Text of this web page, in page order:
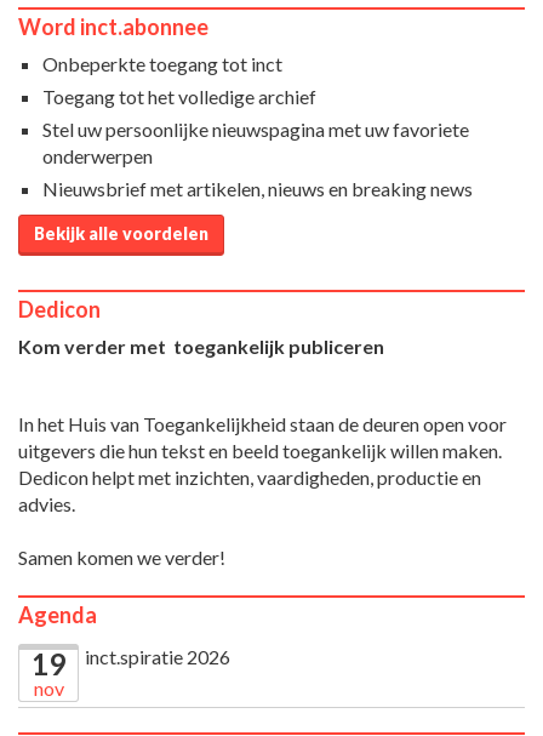
Word inct.abonnee
Onbeperkte toegang tot inct
Toegang tot het volledige archief
Stel uw persoonlijke nieuwspagina met uw favoriete
onderwerpen
Nieuwsbrief met artikelen, nieuws en breaking news
Bekijk alle voordelen
Dedicon
Kom verder met toegankelijk publiceren
In het Huis van Toegankelijkheid staan de deuren open voor
uitgevers die hun tekst en beeld toegankelijk willen maken.
Dedicon helpt met inzichten, vaardigheden, productie en
advies.
Samen komen we verder!
Agenda
19
nov
inct.spiratie 2026